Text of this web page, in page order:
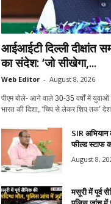
आईआईटी दिल्ली दीक्षांत
का संदेश: ‘जो सीखेगा,...
Web Editor - August 8, 2026
पीएम बोले- आने वाले 30-35 वर्षों में
भारत की दिशा, ‘चिप से लेकर शिप तक’ देश
SIR अभियान
फील्ड स्टाफ
August 8,
मसूरी में पूर्व